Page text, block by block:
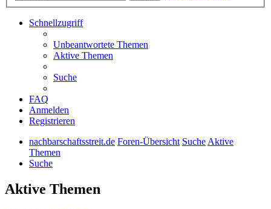
Schnellzugriff
Unbeantwortete Themen
Aktive Themen
Suche
FAQ
Anmelden
Registrieren
nachbarschaftsstreit.de Foren-Übersicht SucheAktive
Themen
Suche
Aktive Themen